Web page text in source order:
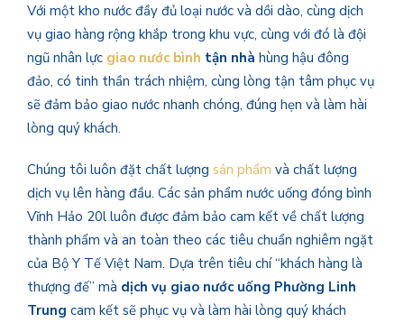
Với một kho nước đầy đủ loại nước và dồi dào, cùng dịch
vụ giao hàng rộng khắp trong khu vực, cùng với đó là đội
ngũ nhân lực giao nước bình tận nhà hùng hậu đông
đảo, có tinh thần trách nhiệm, cùng lòng tận tâm phục vụ
sẽ đảm bảo giao nước nhanh chóng, đúng hẹn và làm hài
lòng quý khách.
Chúng tôi luôn đặt chất lượng sản phẩm và chất lượng
dịch vụ lên hàng đầu. Các sản phẩm nước uống đóng bình
Vĩnh Hảo 20l luôn được đảm bảo cam kết về chất lượng
thành phẩm và an toàn theo các tiêu chuẩn nghiêm ngặt
của Bộ Y Tế Việt Nam. Dựa trên tiêu chí “khách hàng là
thượng đế” mà dịch vụ giao nước uống Phường Linh
Trung cam kết sẽ phục vụ và làm hài lòng quý khách